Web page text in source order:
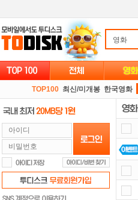
영화
TOP100 최신/미개봉 한국영화